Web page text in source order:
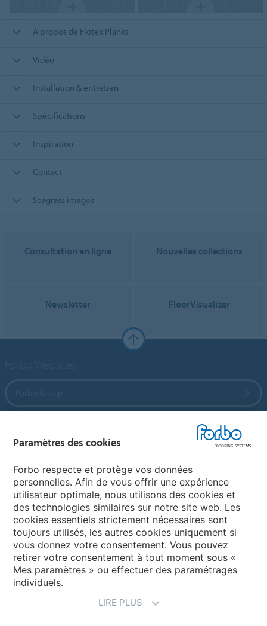
À propos de Flotex Planks
Vidéo
Installation & entretien
Spécifications
Inspiration
Contact
Seagrass images
Consultation en ligne Nouvelles collections
Newsletter FloorVisualizer
Sélectionnez un pays
Sélectionnez votre pays
Paramètres des cookies
Forbo respecte et protège vos données
personnelles. Afin de vous offrir une expérience
utilisateur optimale, nous utilisons des cookies et
des technologies similaires sur notre site web. Les
cookies essentiels strictement nécessaires sont
toujours utilisés, les autres cookies uniquement si
vous donnez votre consentement. Vous pouvez
retirer votre consentement à tout moment sous «
Mes paramètres » ou effectuer des paramétrages
individuels.
LIRE PLUS